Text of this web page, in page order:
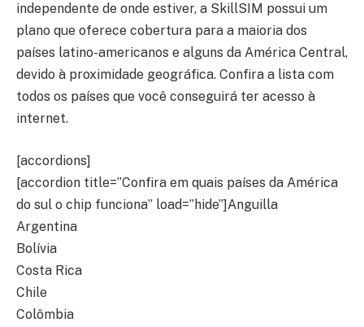
independente de onde estiver, a SkillSIM possui um
plano que oferece cobertura para a maioria dos
países latino-americanos e alguns da América Central,
devido à proximidade geográfica. Confira a lista com
todos os países que você conseguirá ter acesso à
internet.
[accordions]
[accordion title=”Confira em quais países da América
do sul o chip funciona” load=”hide”]Anguilla
Argentina
Bolívia
Costa Rica
Chile
Colômbia